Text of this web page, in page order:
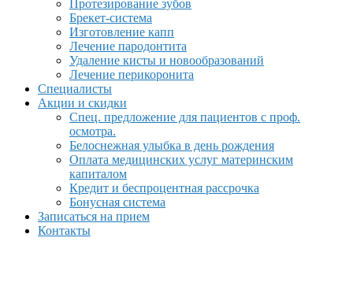
Протезирование зубов
Брекет-система
Изготовление капп
Лечение пародонтита
Удаление кисты и новообразований
Лечение перикоронита
Специалисты
Акции и скидки
Спец. предложение для пациентов с проф.
осмотра.
Белоснежная улыбка в день рождения
Оплата медицинских услуг материнским
капиталом
Кредит и беспроцентная рассрочка
Бонусная система
Записаться на прием
Контакты